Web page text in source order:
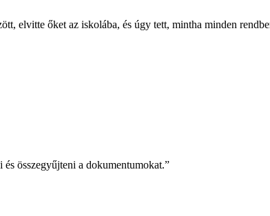
elvitte őket az iskolába, és úgy tett, mintha minden
összegyűjteni a dokumentumokat.”